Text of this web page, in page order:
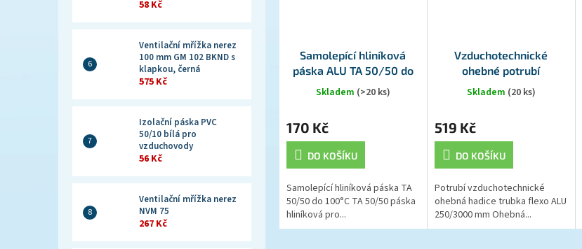
58 Kč
Ventilační mřížka nerez
100 mm GM 102 BKND s
klapkou, černá
575 Kč
Izolační páska PVC
50/10 bílá pro
vzduchovody
56 Kč
Ventilační mřížka nerez
NVM 75
267 Kč
Samolepící hliníková
páska ALU TA 50/50 do
100 st.C
Skladem (>20 ks)
170 Kč
DO KOŠÍKU
Samolepící hliníková páska TA
50/50 do 100°C TA 50/50 páska
hliníková pro...
Vzduchotechnické
ohebné potrubí
250/3000 ALU
Skladem (20 ks)
519 Kč
DO KOŠÍKU
Potrubí vzduchotechnické
ohebná hadice trubka flexo ALU
250/3000 mm Ohebná...